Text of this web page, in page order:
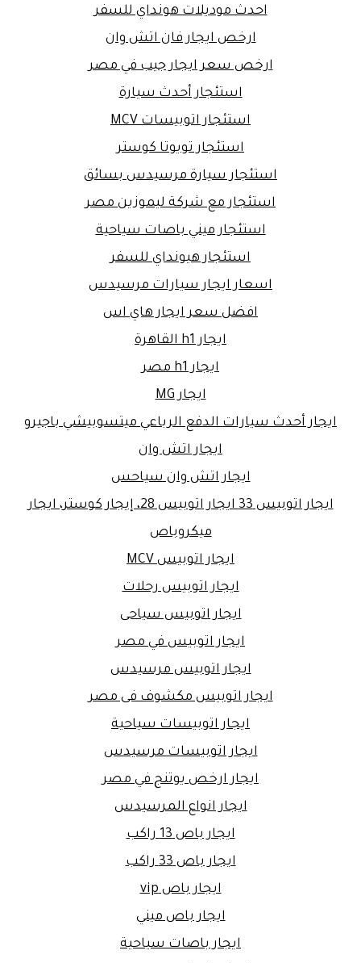
احدث موديلات هونداي للسفر
ارخص ايجار فان اتش وان
ارخص سعر ايجار جيب في مصر
استئجار أحدث سيارة
استئجار اتوبيسات MCV
استئجار تويوتا كوستر
استئجار سيارة مرسيدس بسائق
استئجار مع شركة ليموزين مصر
استئجار ميني باصات سياحية
استئجار هيونداي للسفر
اسعار ايجار سيارات مرسيدس
افضل سعر ايجار هاي اس
ايجار h1 القاهرة
ايجار h1 مصر
ايجار MG
ايجار أحدث سيارات الدفع الرباعي ميتسوبيشي باجيرو
ايجار اتش وان
ايجار اتش وان سياحس
ايجار اتوبيس 33 ايجار اتوبيس 28، إيجار كوستر، ايجار
ميكروباص
ايجار اتوبيس MCV
ايجار اتوبيس رحلات
ايجار اتوبيس سياحى
ايجار اتوبيس في مصر
ايجار اتوبيس مرسيدس
ايجار اتوبيس مكشوف فى مصر
ايجار اتوبيسات سياحية
ايجار اتوبيسات مرسيدس
ايجار ارخص يوتنج في مصر
ايجار انواع المرسيدس
ايجار باص 13 راكب
ايجار باص 33 راكب
ايجار باص vip
ايجار باص ميني
ايجار باصات سياحية